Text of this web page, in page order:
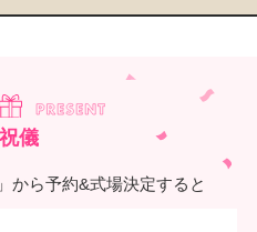
儀
から予約&式場決定すると